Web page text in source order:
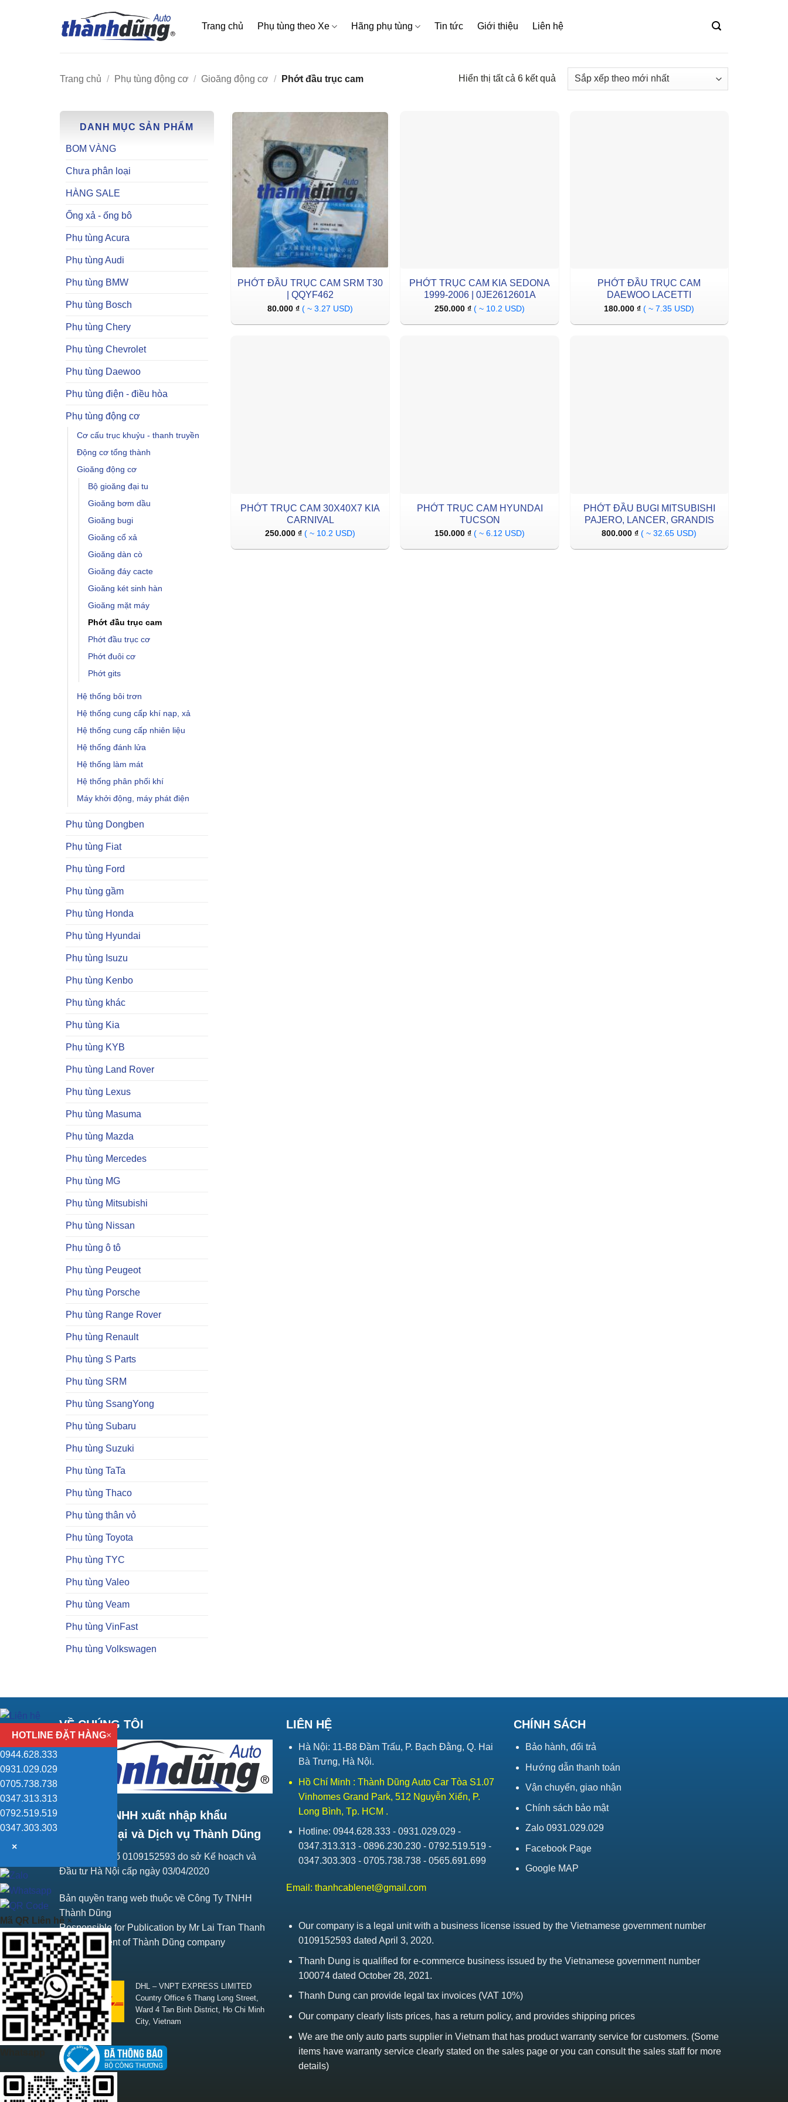
Trang chủ Phụ tùng theo Xe Hãng phụ tùng Tin tức Giới thiệu Liên hệ
Trang chủ / Phụ tùng động cơ / Gioăng động cơ / Phớt đầu trục cam Hiển thị tất cả 6 kết quả
sắp
DANH MỤC SẢN PHẨM
BOM VÀNG
Chưa phân loại
HÀNG SALE
Ống xả - ống bô
Phụ tùng Acura
Phụ tùng Audi
Phụ tùng BMW
Phụ tùng Bosch
Phụ tùng Chery
Phụ tùng Chevrolet
Phụ tùng Daewoo
Phụ tùng điện - điều hòa
Phụ tùng động cơ
Cơ cấu trục khuỷu - thanh truyền
Động cơ tổng thành
Gioăng động cơ
Bộ gioăng đại tu
Gioăng bơm dầu
Gioăng bugi
Gioăng cổ xả
Gioăng dàn cò
Gioăng đáy cacte
Gioăng két sinh hàn
Gioăng mặt máy
Phớt đầu trục cam
Phớt đầu trục cơ
Phớt đuôi cơ
Phớt gits
Hệ thống bôi trơn
Hệ thống cung cấp khí nạp, xả
Hệ thống cung cấp nhiên liệu
Hệ thống đánh lửa
Hệ thống làm mát
Hệ thống phân phối khí
Máy khởi động, máy phát điện
Phụ tùng Dongben
Phụ tùng Fiat
Phụ tùng Ford
Phụ tùng gầm
Phụ tùng Honda
Phụ tùng Hyundai
Phụ tùng Isuzu
Phụ tùng Kenbo
Phụ tùng khác
Phụ tùng Kia
Phụ tùng KYB
Phụ tùng Land Rover
Phụ tùng Lexus
Phụ tùng Masuma
Phụ tùng Mazda
Phụ tùng Mercedes
Phụ tùng MG
Phụ tùng Mitsubishi
Phụ tùng Nissan
Phụ tùng ô tô
Phụ tùng Peugeot
Phụ tùng Porsche
Phụ tùng Range Rover
Phụ tùng Renault
Phụ tùng S Parts
Phụ tùng SRM
Phụ tùng SsangYong
Phụ tùng Subaru
Phụ tùng Suzuki
Phụ tùng TaTa
Phụ tùng Thaco
Phụ tùng thân vỏ
Phụ tùng Toyota
Phụ tùng TYC
Phụ tùng Valeo
Phụ tùng Veam
Phụ tùng VinFast
Phụ tùng Volkswagen
PHỚT ĐẦU TRỤC CAM SRM T30
| QQYF462
80.000₫ ( ~ 3.27 USD)
PHỚT TRỤC CAM KIA SEDONA
1999-2006 | 0JE2612601A
250.000₫ ( ~ 10.2 USD)
PHỚT ĐẦU TRỤC CAM
DAEWOO LACETTI
180.000₫ ( ~ 7.35 USD)
PHỚT TRỤC CAM 30X40X7 KIA
CARNIVAL
250.000₫ ( ~ 10.2 USD)
PHỚT TRỤC CAM HYUNDAI
TUCSON
150.000₫ ( ~ 6.12 USD)
PHỚT ĐẦU BUGI MITSUBISHI
PAJERO, LANCER, GRANDIS
800.000₫ ( ~ 32.65 USD)
VỀ CHÚNG TÔI
Công ty TNHH xuất nhập khẩu
Thương mại và Dịch vụ Thành Dũng
Giấy ĐKKD số 0109152593 do sở Kế hoạch và
Đầu tư Hà Nội cấp ngày 03/04/2020
Bản quyền trang web thuộc về Công Ty TNHH
Thành Dũng
Responsible for Publication by Mr Lai Tran Thanh
Vice President of Thành Dũng company
SHIPPING
DHL – VNPT EXPRESS LIMITED
Country Office 6 Thang Long Street,
Ward 4 Tan Binh District, Ho Chi Minh
City, Vietnam
LIÊN HỆ
Hà Nội: 11-B8 Đầm Trấu, P. Bạch Đằng, Q. Hai
Bà Trưng, Hà Nội.
Hồ Chí Minh : Thành Dũng Auto Car Tòa S1.07
Vinhomes Grand Park, 512 Nguyễn Xiển, P.
Long Bình, Tp. HCM .
Hotline: 0944.628.333 - 0931.029.029 -
0347.313.313 - 0896.230.230 - 0792.519.519 -
0347.303.303 - 0705.738.738 - 0565.691.699
Email: thanhcablenet@gmail.com
CHÍNH SÁCH
Bảo hành, đổi trả
Hướng dẫn thanh toán
Vận chuyển, giao nhận
Chính sách bảo mật
Zalo 0931.029.029
Facebook Page
Google MAP
Our company is a legal unit with a business license issued by the Vietnamese government number
0109152593 dated April 3, 2020.
Thanh Dung is qualified for e-commerce business issued by the Vietnamese government number
100074 dated October 28, 2021.
Thanh Dung can provide legal tax invoices (VAT 10%)
Our company clearly lists prices, has a return policy, and provides shipping prices
We are the only auto parts supplier in Vietnam that has product warranty service for customers. (Some
items have warranty service clearly stated on the sales page or you can consult the sales staff for more
details)
HOTLINE ĐẶT HÀNG×
0944.628.333
0931.029.029
0705.738.738
0347.313.313
0792.519.519
0347.303.303
×
Mã QR Liên hệ ×